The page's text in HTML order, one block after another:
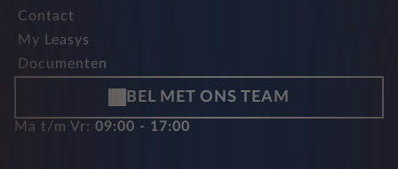
Contact
My Leasys
Documenten
BEL MET ONS TEAM
Ma t/m Vr: 09:00 - 17:00